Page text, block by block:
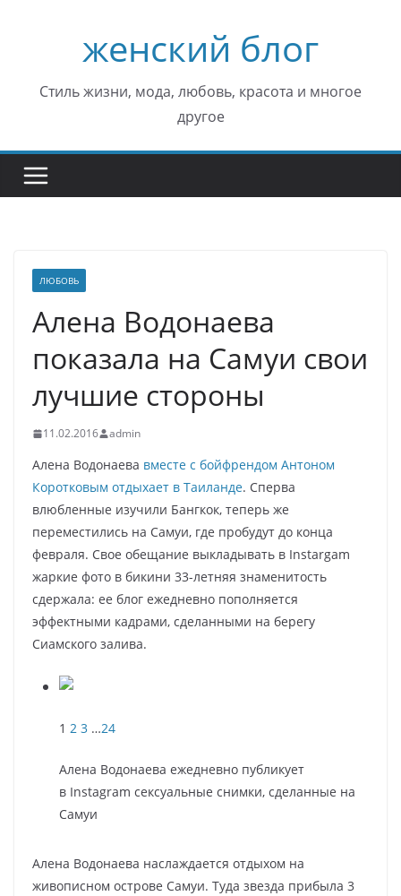
содержимомуженский блог
Стиль жизни, мода, любовь, красота и многое
другое
ЛЮБОВЬ
Алена Водонаева
показала на Самуи свои
лучшие стороны
11.02.2016 admin
Алена Водонаева вместе с бойфрендом Антоном
Коротковым отдыхает в Таиланде. Сперва
влюбленные изучили Бангкок, теперь же
переместились на Самуи, где пробудут до конца
февраля. Свое обещание выкладывать в Instargam
жаркие фото в бикини 33-летняя знаменитость
сдержала: ее блог ежедневно пополняется
эффектными кадрами, сделанными на берегу
Сиамского залива.
1 2 3 …24
Алена Водонаева ежедневно публикует
в Instagram сексуальные снимки, сделанные на
Самуи
Алена Водонаева наслаждается отдыхом на
живописном острове Самуи. Туда звезда прибыла 3